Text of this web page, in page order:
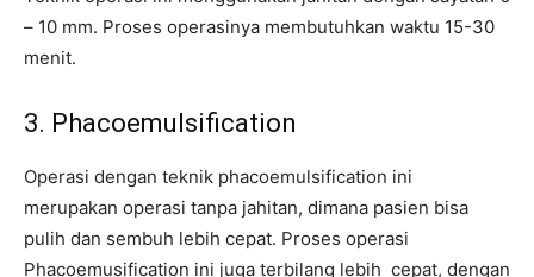
– 10 mm. Proses operasinya membutuhkan waktu 15-30
menit.
3. Phacoemulsification
Operasi dengan teknik phacoemulsification ini
merupakan operasi tanpa jahitan, dimana pasien bisa
pulih dan sembuh lebih cepat. Proses operasi
Phacoemusification ini juga terbilang lebih cepat, dengan